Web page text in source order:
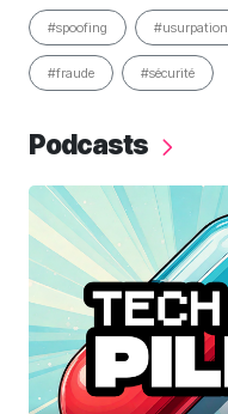
#spoofing #usurpation
#fraude #sécurité
Podcasts